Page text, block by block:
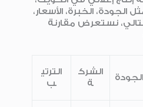
الجودة، الخبرة، الأسعار،
نستعرض مقارنة
الجودة
الشرك
ة
الترتي
ب